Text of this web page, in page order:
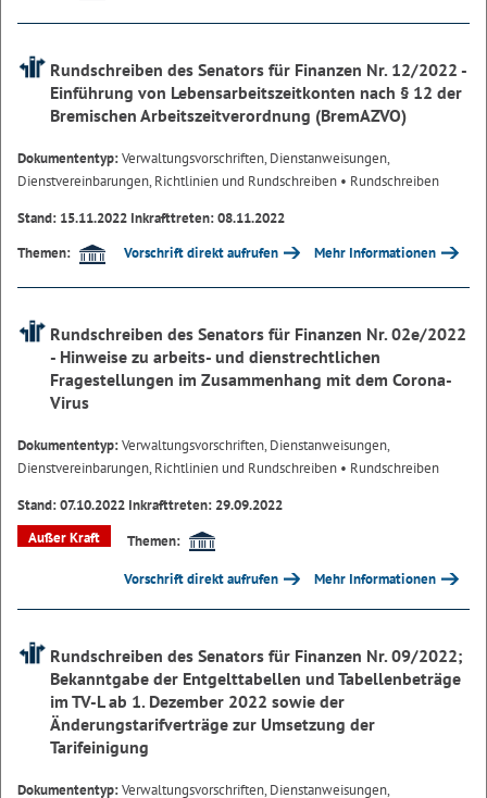
Rundschreiben des Senators für Finanzen Nr. 12/2022 -
Einführung von Lebensarbeitszeitkonten nach § 12 der
Bremischen Arbeitszeitverordnung (BremAZVO)
Dokumententyp:Verwaltungsvorschriften, Dienstanweisungen,
Dienstvereinbarungen, Richtlinien und Rundschreiben • Rundschreiben
Stand: 15.11.2022 Inkrafttreten: 08.11.2022
Themen:
Vorschrift direkt aufrufen Mehr Informationen
Rundschreiben des Senators für Finanzen Nr. 02e/2022
- Hinweise zu arbeits- und dienstrechtlichen
Fragestellungen im Zusammenhang mit dem Corona-
Virus
Dokumententyp:Verwaltungsvorschriften, Dienstanweisungen,
Dienstvereinbarungen, Richtlinien und Rundschreiben • Rundschreiben
Stand: 07.10.2022 Inkrafttreten: 29.09.2022
Außer Kraft
Themen:
Vorschrift direkt aufrufen Mehr Informationen
Rundschreiben des Senators für Finanzen Nr. 09/2022;
Bekanntgabe der Entgelttabellen und Tabellenbeträge
im TV-L ab 1. Dezember 2022 sowie der
Änderungstarifverträge zur Umsetzung der
Tarifeinigung
Dokumententyp:Verwaltungsvorschriften, Dienstanweisungen,